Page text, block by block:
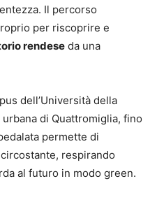
Il percorso
per riscoprire e
rendese da una
dell’Università della
urbana di Quattromiglia, fino
permette di
respirando
al futuro in modo green.